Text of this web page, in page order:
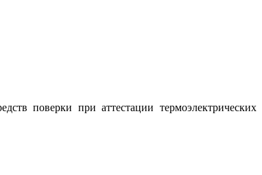
поверки при аттестации термоэлектрических